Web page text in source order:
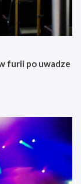
furii po uwadze